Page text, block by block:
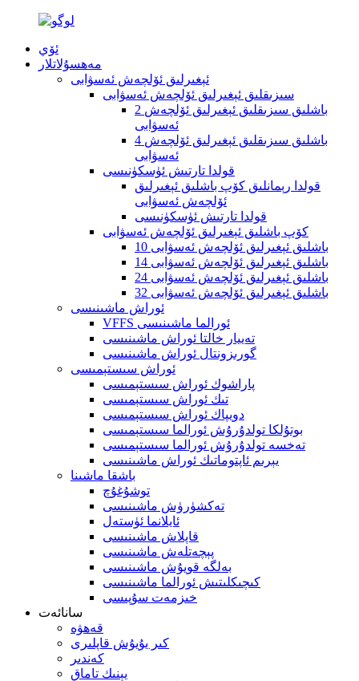
ئۆي
مەھسۇلاتلار
ئېغىرلىق ئۆلچەش ئەسۋابى
سىزىقلىق ئېغىرلىق ئۆلچەش ئەسۋابى
2 باشلىق سىزىقلىق ئېغىرلىق ئۆلچەش
ئەسۋابى
4 باشلىق سىزىقلىق ئېغىرلىق ئۆلچەش
ئەسۋابى
قولدا تارتىش ئۈسكۈنىسى
قولدا رېمانلىق كۆپ باشلىق ئېغىرلىق
ئۆلچەش ئەسۋابى
قولدا تارتىش ئۈسكۈنىسى
كۆپ باشلىق ئېغىرلىق ئۆلچەش ئەسۋابى
10 باشلىق ئېغىرلىق ئۆلچەش ئەسۋابى
14 باشلىق ئېغىرلىق ئۆلچەش ئەسۋابى
24 باشلىق ئېغىرلىق ئۆلچەش ئەسۋابى
32 باشلىق ئېغىرلىق ئۆلچەش ئەسۋابى
ئوراش ماشىنىسى
VFFS ئورالما ماشىنىسى
تەييار خالتا ئوراش ماشىنىسى
گورىزونتال ئوراش ماشىنىسى
ئوراش سىستېمىسى
پاراشوك ئوراش سىستېمىسى
تىك ئوراش سىستېمىسى
دويپاك ئوراش سىستېمىسى
بوتۇلكا تولدۇرۇش ئورالما سىستېمىسى
تەخسە تولدۇرۇش ئورالما سىستېمىسى
يېرىم ئاپتوماتىك ئوراش ماشىنىسى
باشقا ماشىنا
توشۇغۇچ
تەكشۈرۈش ماشىنىسى
ئايلانما ئۈستەل
قاپلاش ماشىنىسى
پېچەتلەش ماشىنىسى
بەلگە قويۇش ماشىنىسى
كىچىكلىتىش ئورالما ماشىنىسى
خىزمەت سۇپىسى
سانائەت
قەھۋە
كىر يۇيۇش قاپلىرى
كەندىر
يېنىك تاماق